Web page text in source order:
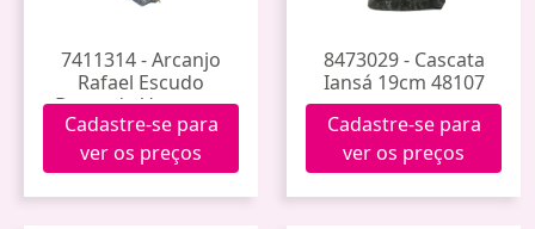
7411314 - Arcanjo
Rafael Escudo
Dourado Veronese
33cm Wu74697a8 (4)
Cadastre-se para
ver os preços
8473029 - Cascata
Iansá 19cm 48107
Cadastre-se para
ver os preços